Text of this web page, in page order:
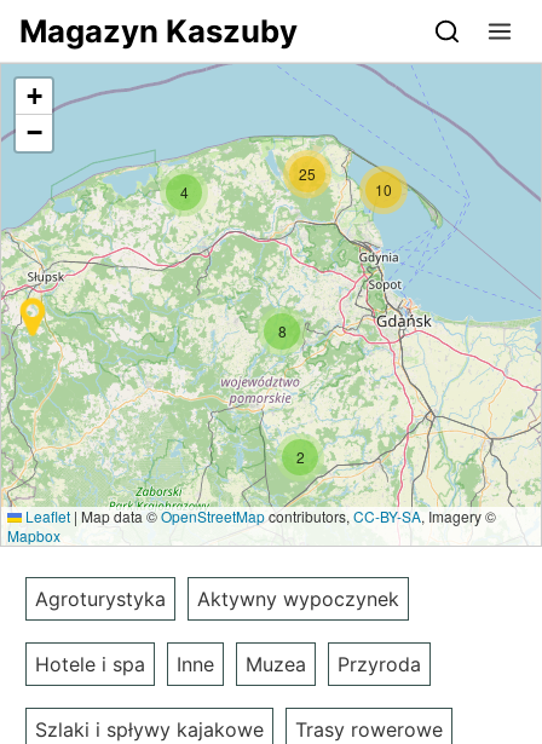
Przejdź do serwisu magazynkaszuby.pl
Magazyn Kaszuby
2
8
10
25
4
+
−
Leaflet | Map data ©OpenStreetMapcontributors, CC-BY-SA, Imagery ©
Mapbox
Agroturystyka Aktywny wypoczynek
Hotele i spa Inne Muzea Przyroda
Szlaki i spływy kajakowe Trasy rowerowe